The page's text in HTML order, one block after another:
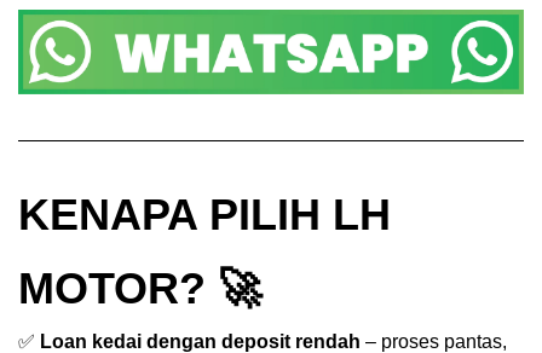
KENAPA PILIH LH
MOTOR? 🚀
✅ Loan kedai dengan deposit rendah – proses pantas,